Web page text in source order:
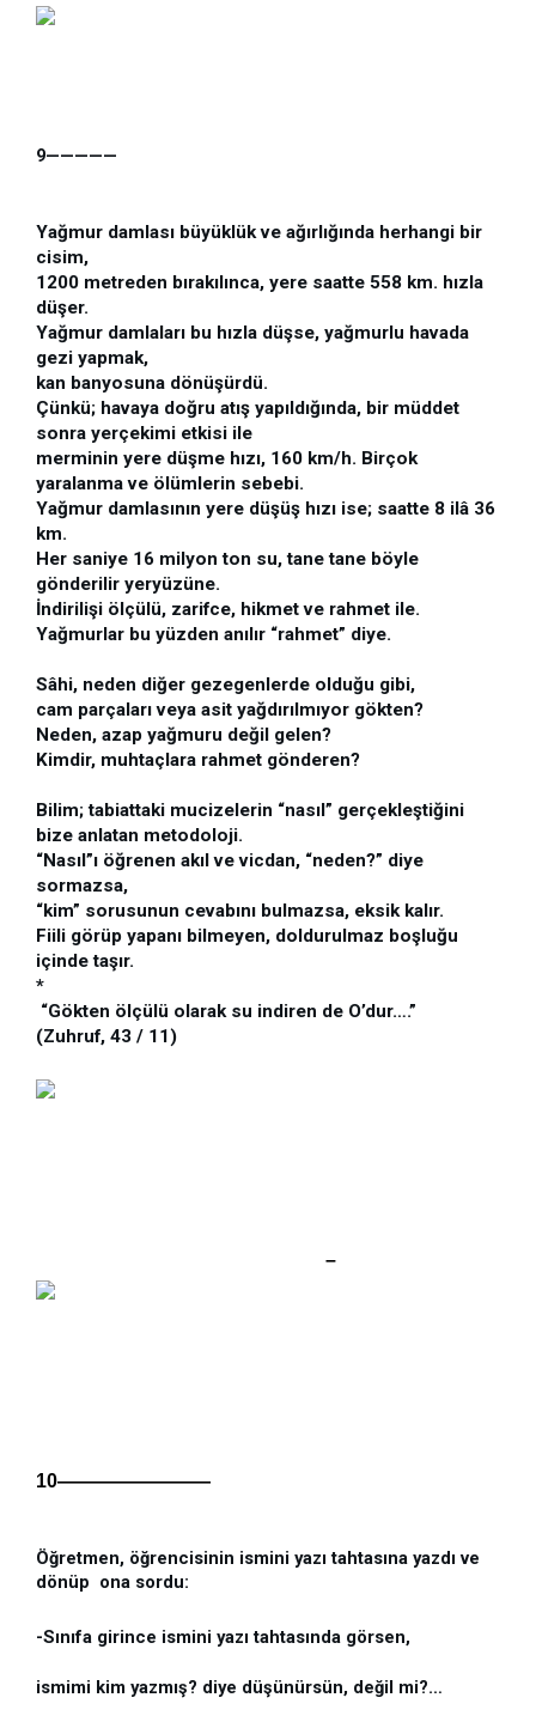
9—————
Yağmur damlası büyüklük ve ağırlığında herhangi bir
cisim,
1200 metreden bırakılınca, yere saatte 558 km. hızla
düşer.
Yağmur damlaları bu hızla düşse, yağmurlu havada
gezi yapmak,
kan banyosuna dönüşürdü.
Çünkü; havaya doğru atış yapıldığında, bir müddet
sonra yerçekimi etkisi ile
merminin yere düşme hızı, 160 km/h. Birçok
yaralanma ve ölümlerin sebebi.
Yağmur damlasının yere düşüş hızı ise; saatte 8 ilâ 36
km.
Her saniye 16 milyon ton su, tane tane böyle
gönderilir yeryüzüne.
İndirilişi ölçülü, zarifce, hikmet ve rahmet ile.
Yağmurlar bu yüzden anılır “rahmet” diye.
Sâhi, neden diğer gezegenlerde olduğu gibi,
cam parçaları veya asit yağdırılmıyor gökten?
Neden, azap yağmuru değil gelen?
Kimdir, muhtaçlara rahmet gönderen?
Bilim; tabiattaki mucizelerin “nasıl” gerçekleştiğini
bize anlatan metodoloji.
“Nasıl”ı öğrenen akıl ve vicdan, “neden?” diye
sormazsa,
“kim” sorusunun cevabını bulmazsa, eksik kalır.
Fiili görüp yapanı bilmeyen, doldurulmaz boşluğu
içinde taşır.
*
(Zuhruf, 43 / 11)
–
10————————
Öğretmen, öğrencisinin ismini yazı tahtasına yazdı ve
dönüp  ona sordu:
-Sınıfa girince ismini yazı tahtasında görsen,
ismimi kim yazmış? diye düşünürsün, değil mi?…